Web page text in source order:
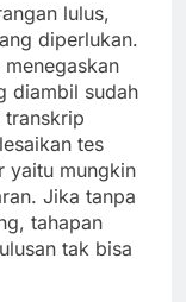
lulus,
diperlukan.
diambil sudah
transkrip
tes
yaitu mungkin
Jika tanpa
tahapan
tak bisa